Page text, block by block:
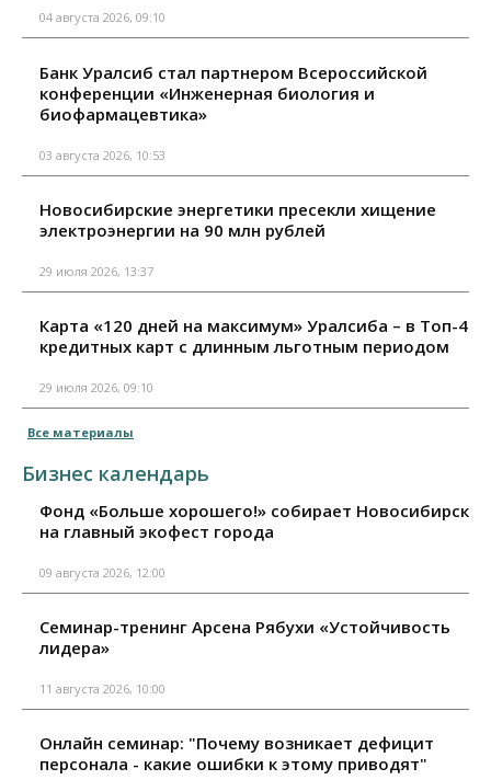
04 августа 2026, 09:10
Банк Уралсиб стал партнером Всероссийской
конференции «Инженерная биология и
биофармацевтика»
03 августа 2026, 10:53
Новосибирские энергетики пресекли хищение
электроэнергии на 90 млн рублей
29 июля 2026, 13:37
Карта «120 дней на максимум» Уралсиба – в Топ-4
кредитных карт с длинным льготным периодом
29 июля 2026, 09:10
Все материалы
Бизнес календарь
Фонд «Больше хорошего!» собирает Новосибирск
на главный экофест города
09 августа 2026, 12:00
Семинар-тренинг Арсена Рябухи «Устойчивость
лидера»
11 августа 2026, 10:00
Онлайн семинар: "Почему возникает дефицит
персонала - какие ошибки к этому приводят"